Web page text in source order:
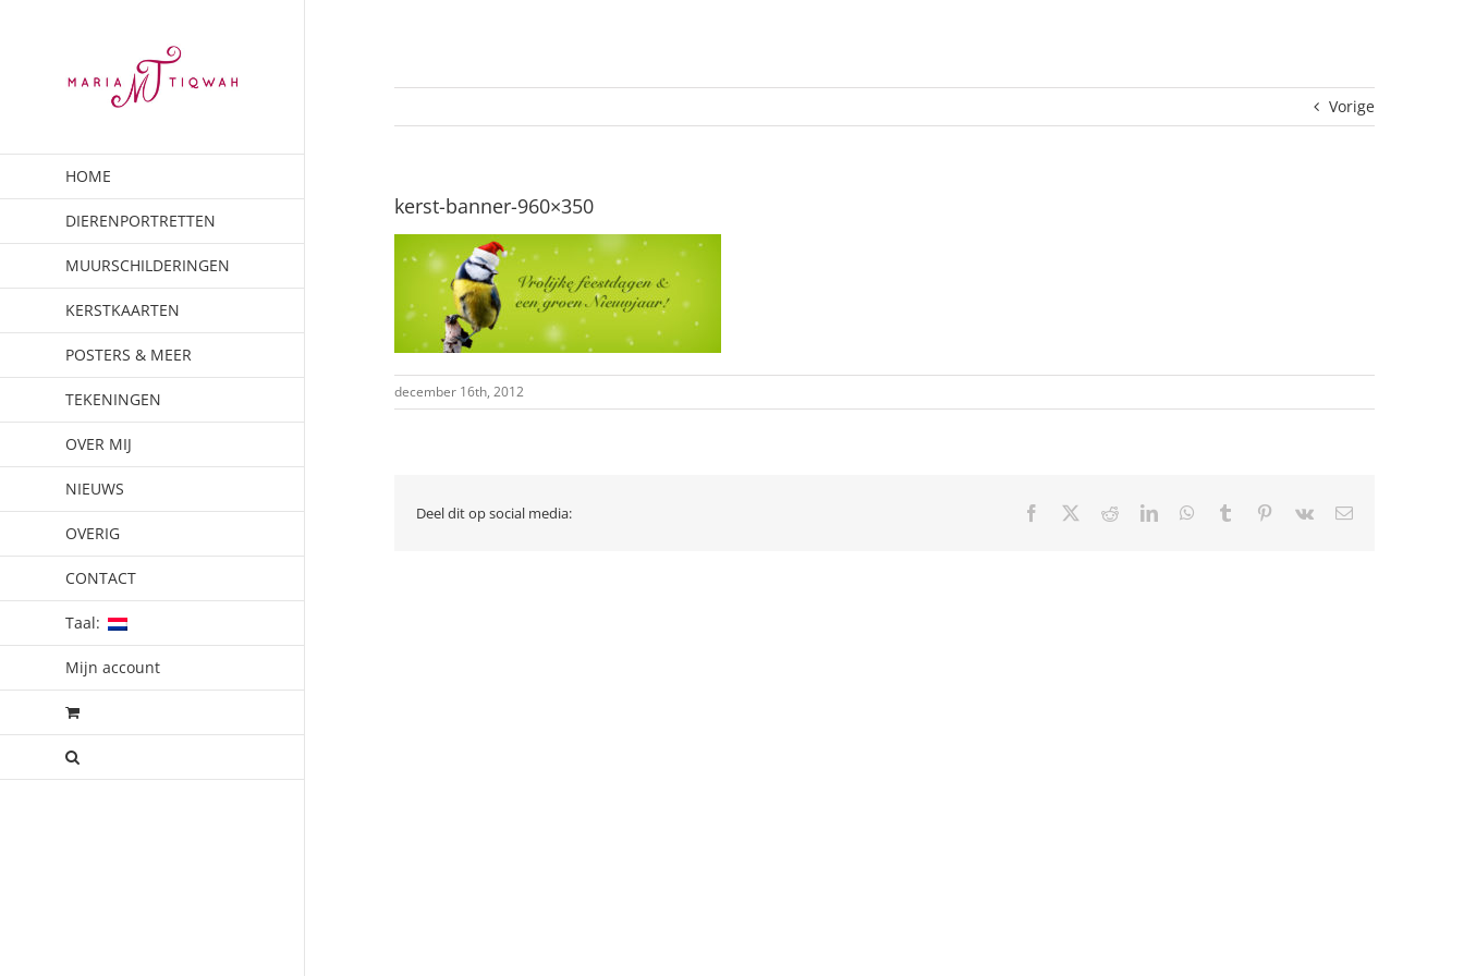
HOME
DIERENPORTRETTEN
MUURSCHILDERINGEN
KERSTKAARTEN
POSTERS & MEER
TEKENINGEN
OVER MIJ
NIEUWS
OVERIG
CONTACT
Taal:
Mijn account
Vorige
kerst-banner-960×350
december 16th, 2012
Deel dit op social media: Facebook RedditLinkedInWhatsApp
Tumblr Pinterest
Vk
E-